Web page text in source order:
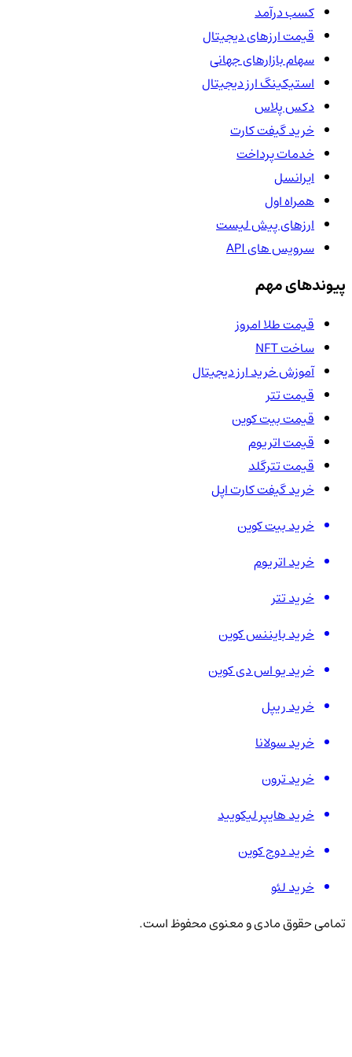
کسب درآمد
قیمت ارزهای دیجیتال
سهام بازارهای جهانی
استیکینگ ارز دیجیتال
دکس پلاس
خرید گیفت کارت
خدمات پرداخت
ایرانسل
همراه اول
ارزهای پیش لیست
سرویس های API
پیوندهای مهم
قیمت طلا امروز
ساخت NFT
آموزش خرید ارز دیجیتال
قیمت تتر
قیمت بیت کوین
قیمت اتریوم
قیمت تترگلد
خرید گیفت کارت اپل
خرید بیت کوین
خرید اتریوم
خرید تتر
خرید بایننس کوین
خرید یو اس دی کوین
خرید ریپل
خرید سولانا
خرید ترون
خرید هایپر لیکویید
خرید دوج کوین
خرید لئو
تمامی حقوق مادی و معنوی محفوظ است.